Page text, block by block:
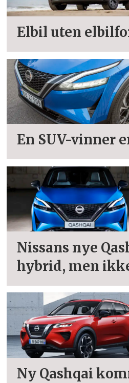
Elbil uten
En SUV-vinner
Nissans nye
hybrid, men
Ny Qashqai